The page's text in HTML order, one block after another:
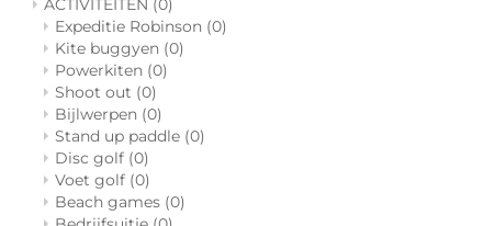
ACTIVITEITEN (0)
Expeditie Robinson (0)
Kite buggyen (0)
Powerkiten (0)
Shoot out (0)
Bijlwerpen (0)
Stand up paddle (0)
Disc golf (0)
Voet golf (0)
Beach games (0)